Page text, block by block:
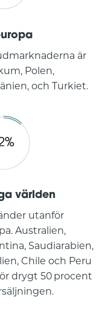
är
Polen,
och Turkiet.
världen
utanför
Australien,
Saudiarabien,
Chile och Peru
drygt 50 procent